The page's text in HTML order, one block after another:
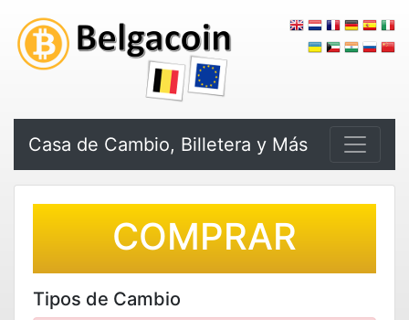
Casa de Cambio, Billetera y Más
COMPRAR
Tipos de Cambio